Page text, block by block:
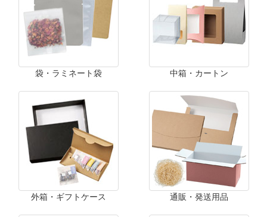
袋・ラミネート袋 中箱・カートン
外箱・ギフトケース 通販・発送用品